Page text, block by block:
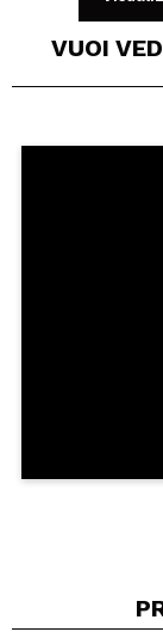
Il tuo
VUOI